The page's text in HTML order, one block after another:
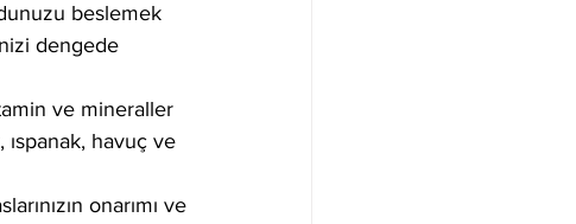
beslemek
dengede
ve mineraller
ıspanak, havuç ve
onarımı ve